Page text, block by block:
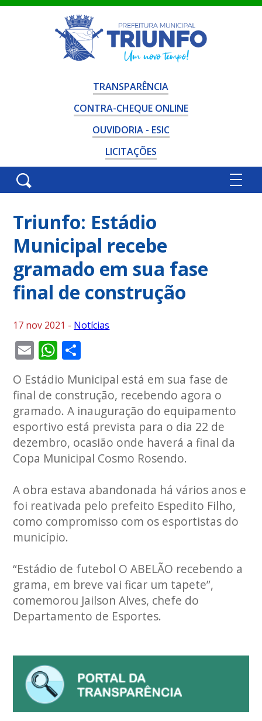
TRANSPARÊNCIA
CONTRA-CHEQUE ONLINE
OUVIDORIA - ESIC
LICITAÇÕES
Triunfo: Estádio
Municipal recebe
gramado em sua fase
final de construção
17 nov 2021 - Notícias
EmailWhatsApp
O Estádio Municipal está em sua fase de
final de construção, recebendo agora o
gramado. A inauguração do equipamento
esportivo está prevista para o dia 22 de
dezembro, ocasião onde haverá a final da
Copa Municipal Cosmo Rosendo.
A obra estava abandonada há vários anos e
foi reativada pelo prefeito Espedito Filho,
como compromisso com os esportistas do
município.
“Estádio de futebol O ABELÃO recebendo a
grama, em breve vai ficar um tapete”,
comemorou Jailson Alves, chefe do
Departamento de Esportes.